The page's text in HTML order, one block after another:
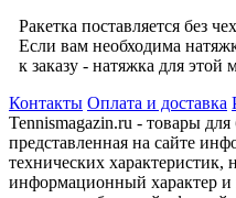
Ракетка поставляется без
Если вам необходима
к заказу - натяжка для этой
Контакты Оплата и доставка
Tennismagazin.ru - товары
представленная на сайте
технических характеристик,
информационный характер и